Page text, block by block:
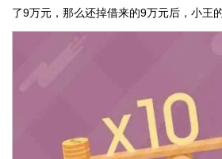
了9万元，那么还掉借来的9万元后，小王